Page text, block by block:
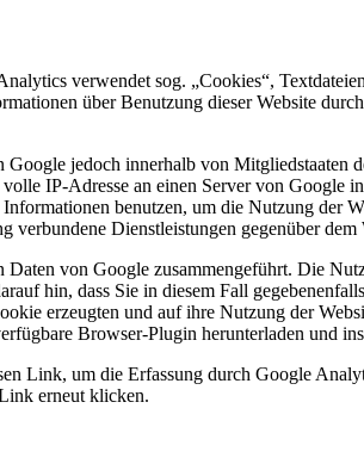
verwendet sog. „Cookies“,
über Benutzung dieser Website
jedoch innerhalb von Mitgliedstaaten
IP-Adresse an einen Server von Google
benutzen, um die Nutzung der
Dienstleistungen gegenüber dem
von Google zusammengeführt. Die
hin, dass Sie in diesem Fall
erzeugten und auf ihre Nutzung der
Browser-Plugin herunterladen und
Link, um die Erfassung durch Google
erneut klicken.